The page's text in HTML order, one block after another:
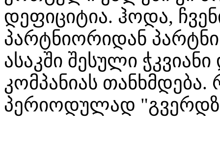
დეფიციტია. ჰოდა,
პარტნიორიდან
ასაკში შესული
კომპანიას თანხმდება.
პერიოდულად